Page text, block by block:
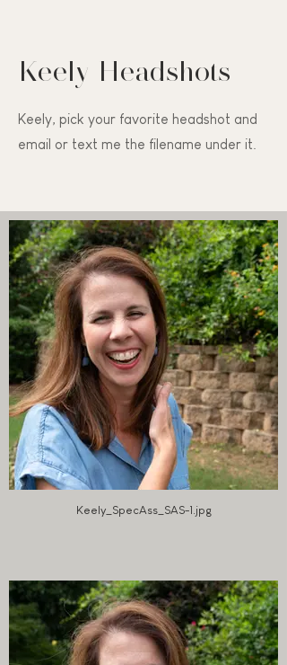
Keely Headshots
Keely, pick your favorite headshot and
email or text me the filename under it.
Keely_SpecAss_SAS-1.jpg